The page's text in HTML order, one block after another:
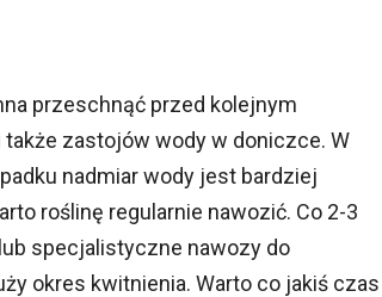
przeschnąć przed kolejnym
także zastojów wody w doniczce. W
nadmiar wody jest bardziej
roślinę regularnie nawozić. Co 2-3
specjalistyczne nawozy do
okres kwitnienia. Warto co jakiś czas